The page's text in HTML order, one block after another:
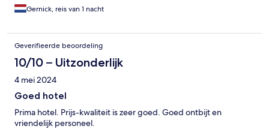
Gernick, reis van 1 nacht
Geverifieerde beoordeling
10/10 – Uitzonderlijk
4 mei 2024
Goed hotel
Prima hotel. Prijs-kwaliteit is zeer goed. Goed ontbijt en
vriendelijk personeel.